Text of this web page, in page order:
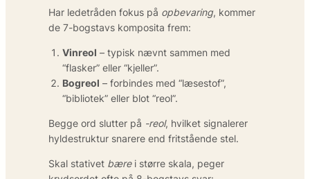
Har ledetråden fokus på opbevaring, kommer
de 7-bogstavs komposita frem:
Vinreol – typisk nævnt sammen med
“flasker” eller “kjeller”.
Bogreol – forbindes med “læsestof”,
“bibliotek” eller blot “reol”.
Begge ord slutter på -reol, hvilket signalerer
hyldestruktur snarere end fritstående stel.
Skal stativet bærei større skala, peger